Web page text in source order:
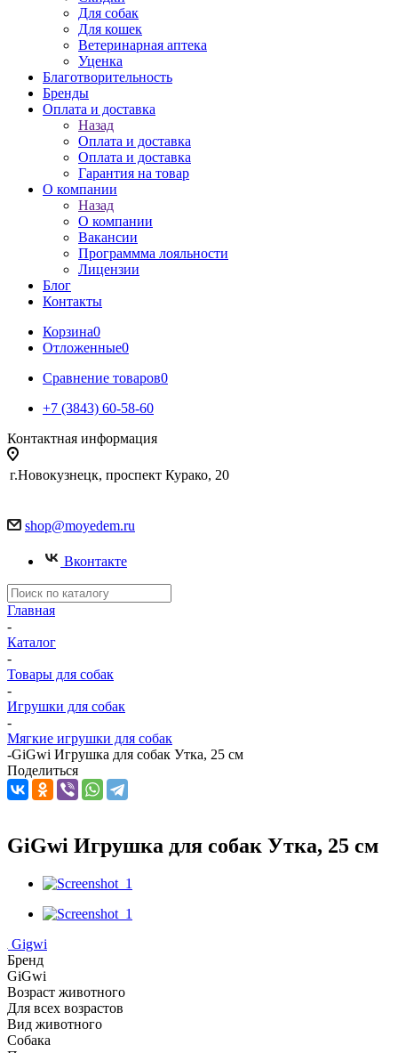
Для собак
Для кошек
Ветеринарная аптека
Уценка
Благотворительность
Бренды
Оплата и доставка
Назад
Оплата и доставка
Оплата и доставка
Гарантия на товар
О компании
Назад
О компании
Вакансии
Программма лояльности
Лицензии
Блог
Контакты
Корзина0
Отложенные0
Сравнение товаров0
+7 (3843) 60-58-60
Контактная информация
г.Новокузнецк, проспект Курако, 20
shop@moyedem.ru
Вконтакте
Главная
-
Каталог
-
Товары для собак
-
Игрушки для собак
-
Мягкие игрушки для собак
-GiGwi Игрушка для собак Утка, 25 см
Поделиться
GiGwi Игрушка для собак Утка, 25 см
Gigwi
Бренд
GiGwi
Возраст животного
Для всех возрастов
Вид животного
Собака